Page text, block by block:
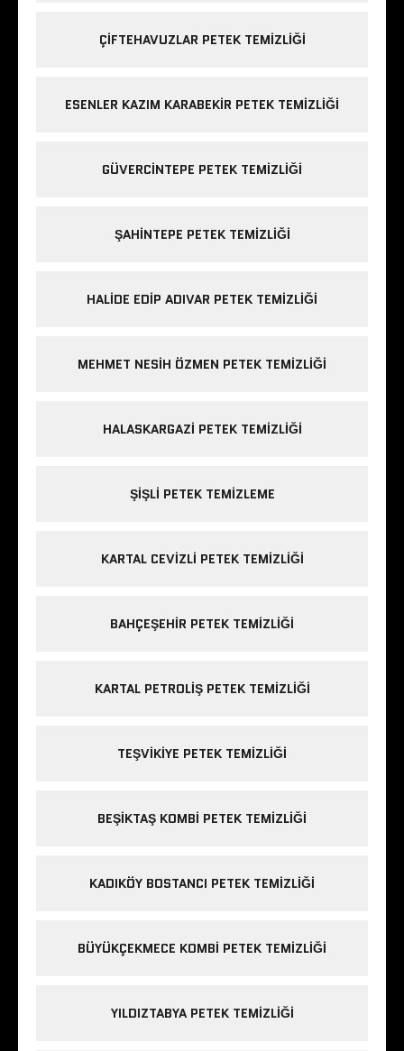
ÇIFTEHAVUZLAR PETEK TEMIZLIĞI
ESENLER KAZIM KARABEKIR PETEK TEMIZLIĞI
GÜVERCINTEPE PETEK TEMIZLIĞI
ŞAHINTEPE PETEK TEMIZLIĞI
HALIDE EDIP ADIVAR PETEK TEMIZLIĞI
MEHMET NESIH ÖZMEN PETEK TEMIZLIĞI
HALASKARGAZI PETEK TEMIZLIĞI
ŞIŞLI PETEK TEMIZLEME
KARTAL CEVIZLI PETEK TEMIZLIĞI
BAHÇEŞEHIR PETEK TEMIZLIĞI
KARTAL PETROLIŞ PETEK TEMIZLIĞI
TEŞVIKIYE PETEK TEMIZLIĞI
BEŞIKTAŞ KOMBI PETEK TEMIZLIĞI
KADIKÖY BOSTANCI PETEK TEMIZLIĞI
BÜYÜKÇEKMECE KOMBI PETEK TEMIZLIĞI
YILDIZTABYA PETEK TEMIZLIĞI